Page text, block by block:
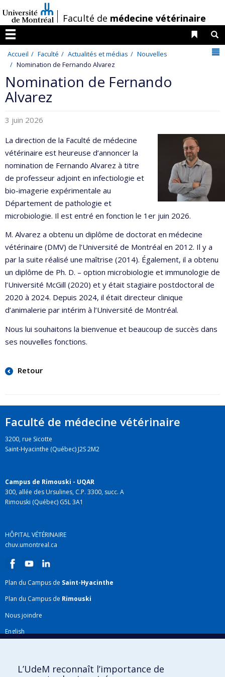
au
contenu
/Faculté de médecine vétérinaire
Menu
Liens
Accueil Faculté Actualités et médias
Nouvelles
Nomination de Fernando Alvarez
Nomination de Fernando
Alvarez
3 juin 2026
La direction de la Faculté de médecine
vétérinaire est heureuse d’annoncer la
nomination de Fernando Alvarez à titre
de professeur adjoint en infectiologie et
bio-imagerie expérimentale au
Département de pathologie et
microbiologie. Il est entré en fonction le 1er juin 2026.
M. Alvarez a obtenu un diplôme de doctorat en médecine
vétérinaire (DMV) de l’Université de Montréal en 2012. Il y a
par la suite réalisé une maîtrise (2014). Également, il a obtenu
un diplôme de Ph. D. – option microbiologie et immunologie de
l’Université McGill (2020) et y était stagiaire postdoctoral de
2020 à 2024. Depuis 2024, il était directeur clinique
d’animalerie par intérim à l’Université de Montréal.
Nous lui souhaitons la bienvenue et beaucoup de succès dans
ses nouvelles fonctions.
Retour
Faculté de médecine vétérinaire
3200, rue Sicotte
Saint-Hyacinthe (Québec) J2S 2M2
Campus de Rimouski - UQAR
300, allée des Ursulines, C.P. 3300, succ. A
Rimouski (Québec) G5L 3A1
HÔPITAL VÉTÉRINAIRE
chuv.umontreal.ca
Plan du Campus de Saint-Hyacinthe
Plan du Campus de Rimouski
Nous joindre
English
Plan du site
L’UdeM reconnaît l’importance de